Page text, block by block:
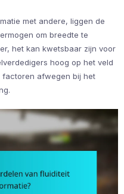
met andere, liggen de
om breedte te
het kan kwetsbaar zijn voor
hoog op het veld
factoren afwegen bij het